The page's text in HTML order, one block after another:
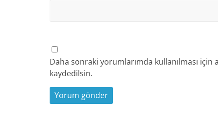
Daha sonraki yorumlarımda kullanılması için
kaydedilsin.